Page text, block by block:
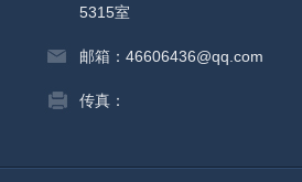
5315室
邮箱：46606436@qq.com
传真：